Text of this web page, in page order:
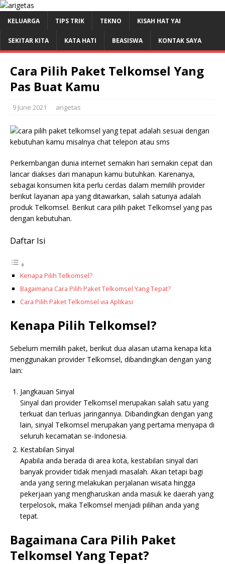
KELUARGA TIPS TRIK TEKNO KISAH HAT YAI
SEKITAR KITA KATA HATI BEASISWA KONTAK SAYA
Cara Pilih Paket Telkomsel Yang
Pas Buat Kamu
9 June 2021 arigetas
Perkembangan dunia internet semakin hari semakin cepat dan
lancar diakses dari manapun kamu butuhkan. Karenanya,
sebagai konsumen kita perlu cerdas dalam memilih provider
berikut layanan apa yang ditawarkan, salah satunya adalah
produk Telkomsel. Berikut cara pilih paket Telkomsel yang pas
dengan kebutuhan.
Daftar Isi
Kenapa Pilih Telkomsel?
Bagaimana Cara Pilih Paket Telkomsel Yang Tepat?
Cara Pilih Paket Telkomsel via Aplikasi
Kenapa Pilih Telkomsel?
Sebelum memilih paket, berikut dua alasan utama kenapa kita
menggunakan provider Telkomsel, dibandingkan dengan yang
lain:
Jangkauan Sinyal
Sinyal dari provider Telkomsel merupakan salah satu yang
terkuat dan terluas jaringannya. Dibandingkan dengan yang
lain, sinyal Telkomsel merupakan yang pertama menyapa di
seluruh kecamatan se-Indonesia.
Kestabilan Sinyal
Apabila anda berada di area kota, kestabilan sinyal dari
banyak provider tidak menjadi masalah. Akan tetapi bagi
anda yang sering melakukan perjalanan wisata hingga
pekerjaan yang mengharuskan anda masuk ke daerah yang
terpelosok, maka Telkomsel menjadi pilihan anda yang
tepat.
Bagaimana Cara Pilih Paket
Telkomsel Yang Tepat?